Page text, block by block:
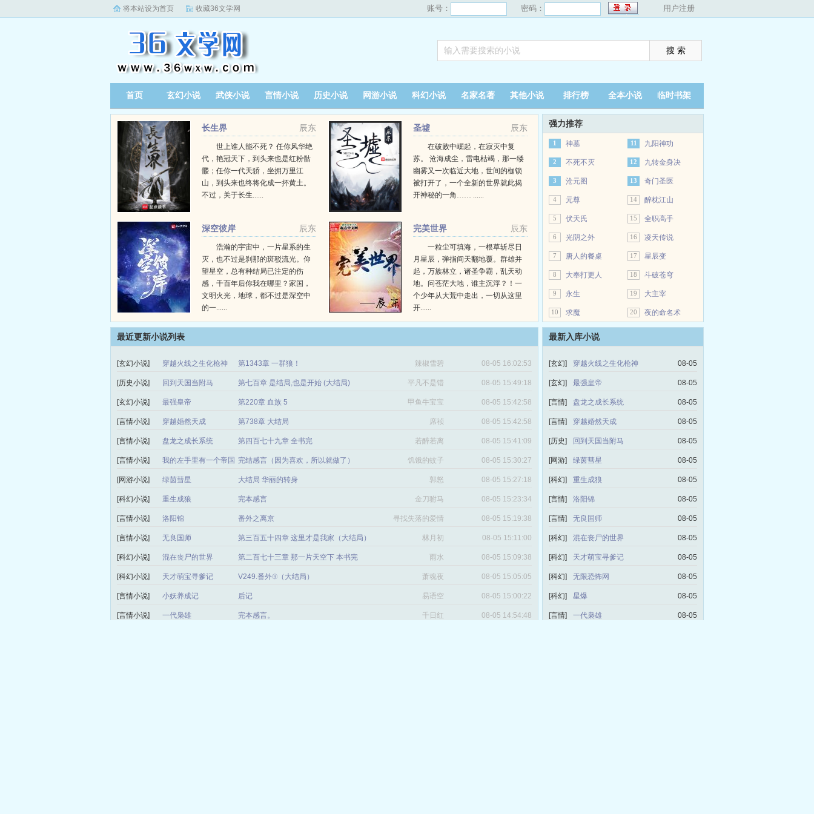
将本站设为首页 收藏36文学网 账号： 密码： 用户注册
首页 玄幻小说 武侠小说 言情小说 历史小说 网游小说 科幻小说 名家名著 其他小说 排行榜 全本小说 临时书架
辰东
长生界
世上谁人能不死？ 任你风华绝
代，艳冠天下，到头来也是红粉骷
髅；任你一代天骄，坐拥万里江
山，到头来也终将化成一抔黄土。
不过，关于长生......
辰东
圣墟
在破败中崛起，在寂灭中复
苏。 沧海成尘，雷电枯竭，那一缕
幽雾又一次临近大地，世间的枷锁
被打开了，一个全新的世界就此揭
开神秘的一角…… ......
辰东
深空彼岸
浩瀚的宇宙中，一片星系的生
灭，也不过是刹那的斑驳流光。仰
望星空，总有种结局已注定的伤
感，千百年后你我在哪里？家国，
文明火光，地球，都不过是深空中
的一......
辰东
完美世界
一粒尘可填海，一根草斩尽日
月星辰，弹指间天翻地覆。群雄并
起，万族林立，诸圣争霸，乱天动
地。问苍茫大地，谁主沉浮？！一
个少年从大荒中走出，一切从这里
开......
强力推荐
1 神墓
2 不死不灭
3 沧元图
4 元尊
5 伏天氏
6 光阴之外
7 唐人的餐桌
8 大奉打更人
9 永生
10 求魔
11 九阳神功
12 九转金身决
13 奇门圣医
14 醉枕江山
15 全职高手
16 凌天传说
17 星辰变
18 斗破苍穹
19 大主宰
20 夜的命名术
最近更新小说列表
[玄幻小说] 穿越火线之生化枪神 第1343章 一群狼！ 辣椒雪碧 08-05 16:02:53
[历史小说] 回到天国当附马 第七百章 是结局,也是开始 (大结局) 平凡不是错 08-05 15:49:18
[玄幻小说] 最强皇帝 第220章 血族 5 甲鱼牛宝宝 08-05 15:42:58
[言情小说] 穿越婚然天成 第738章 大结局 席祯 08-05 15:42:58
[言情小说] 盘龙之成长系统 第四百七十九章 全书完 若醉若离 08-05 15:41:09
[言情小说] 我的左手里有一个帝国 完结感言（因为喜欢，所以就做了） 饥饿的蚊子 08-05 15:30:27
[网游小说] 绿茵彗星 大结局 华丽的转身 郭怒 08-05 15:27:18
[科幻小说] 重生成狼 完本感言 金刀驸马 08-05 15:23:34
[言情小说] 洛阳锦 番外之离京 寻找失落的爱情 08-05 15:19:38
[言情小说] 无良国师 第三百五十四章 这里才是我家（大结局） 林月初 08-05 15:11:00
[科幻小说] 混在丧尸的世界 第二百七十三章 那一片天空下 本书完 雨水 08-05 15:09:38
[科幻小说] 天才萌宝寻爹记 V249.番外⑨（大结局） 萧魂夜 08-05 15:05:05
[言情小说] 小妖养成记 后记 易语空 08-05 15:00:22
[言情小说] 一代枭雄 完本感言。 千日红 08-05 14:54:48
最新入库小说
[玄幻] 穿越火线之生化枪神 08-05
[玄幻] 最强皇帝 08-05
[言情] 盘龙之成长系统 08-05
[言情] 穿越婚然天成 08-05
[历史] 回到天国当附马 08-05
[网游] 绿茵彗星 08-05
[科幻] 重生成狼 08-05
[言情] 洛阳锦 08-05
[言情] 无良国师 08-05
[科幻] 混在丧尸的世界 08-05
[科幻] 天才萌宝寻爹记 08-05
[科幻] 无限恐怖网 08-05
[科幻] 星爆 08-05
[言情] 一代枭雄 08-05